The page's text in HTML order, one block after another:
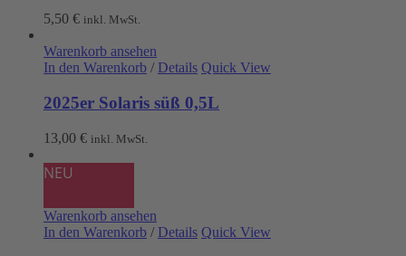
5,50 € inkl. MwSt.
Warenkorb ansehen
In den Warenkorb / Details Quick View
2025er Solaris süß 0,5L
13,00 € inkl. MwSt.
NEU
Warenkorb ansehen
In den Warenkorb / Details Quick View